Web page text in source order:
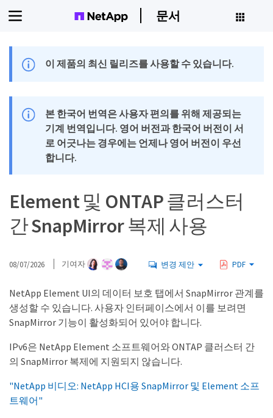
문서
이 제품의 최신 릴리즈를 사용할 수 있습니다.
본 한국어 번역은 사용자 편의를 위해 제공되는
기계 번역입니다. 영어 버전과 한국어 버전이 서
로 어긋나는 경우에는 언제나 영어 버전이 우선
합니다.
Element 및 ONTAP 클러스터
간 SnapMirror 복제 사용
08/07/2026 기여자 변경 제안 PDF
NetApp Element UI의 데이터 보호 탭에서 SnapMirror 관계를
생성할 수 있습니다. 사용자 인터페이스에서 이를 보려면
SnapMirror 기능이 활성화되어 있어야 합니다.
IPv6은 NetApp Element 소프트웨어와 ONTAP 클러스터 간
의 SnapMirror 복제에 지원되지 않습니다.
"NetApp 비디오: NetApp HCI용 SnapMirror 및 Element 소프
트웨어"